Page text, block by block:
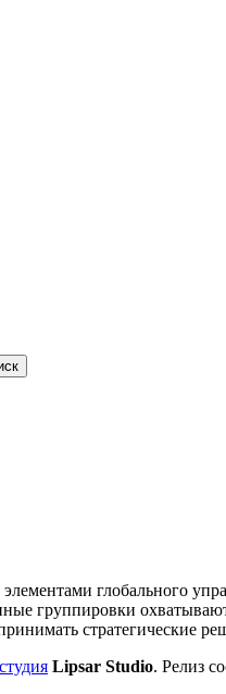
элементами глобального
группировки
стратегические
Lipsar Studio. Релиз